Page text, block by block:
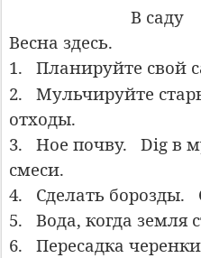
В саду
Весна здесь.
1.
Планируйте свой
2.
Мульчируйте
отходы.
3.
Hoe почву.
Dig в
смеси.
4.
Сделать борозды.
5.
Вода, когда земля
6.
Пересадка